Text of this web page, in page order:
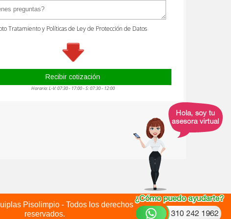
Pisolimpio - Todos los derechos
reservados.